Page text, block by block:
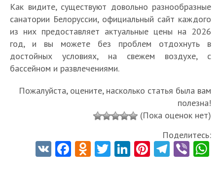
Как видите, существуют довольно разнообразные
санатории Белоруссии, официальный сайт каждого
из них предоставляет актуальные цены на 2026
год, и вы можете без проблем отдохнуть в
достойных условиях, на свежем воздухе, с
бассейном и развлечениями.
Пожалуйста, оцените, насколько статья была вам
полезна!
(Пока оценок нет)
Поделитесь:
V Fa O T Li Pi Te Vi